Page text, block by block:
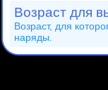
Возраст для
Возраст, для
наряды.